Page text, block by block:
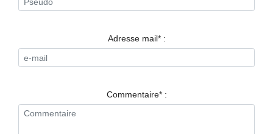
SPORTS
RESTAURANTS
NUIT
Adresse mail* :
Commentaire* :